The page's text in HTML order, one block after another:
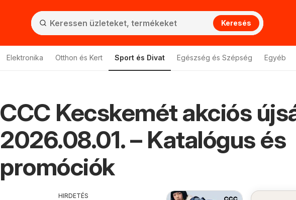
Keresés
Elektronika Otthon és Kert Sport és Divat Egészség és Szépség Egyéb
CCC Kecskemét akciós
2026.08.01. – Katalógus és
promóciók
HIRDETÉS